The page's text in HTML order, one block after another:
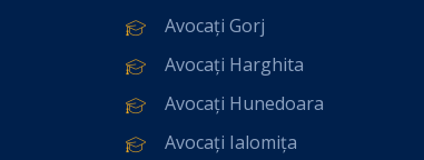
Avocați Gorj
Avocați Harghita
Avocați Hunedoara
Avocați Ialomița